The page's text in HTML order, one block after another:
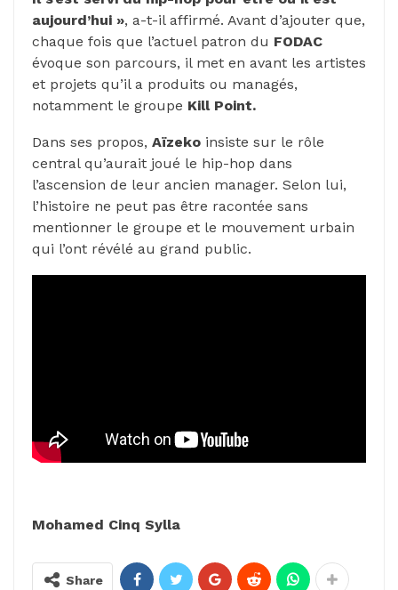
aujourd’hui », a-t-il affirmé. Avant d’ajouter que,
chaque fois que l’actuel patron du FODAC
évoque son parcours, il met en avant les artistes
et projets qu’il a produits ou managés,
notamment le groupe Kill Point.
Dans ses propos, Aïzeko insiste sur le rôle
central qu’aurait joué le hip-hop dans
l’ascension de leur ancien manager. Selon lui,
l’histoire ne peut pas être racontée sans
mentionner le groupe et le mouvement urbain
qui l’ont révélé au grand public.
Mohamed Cinq Sylla
Share